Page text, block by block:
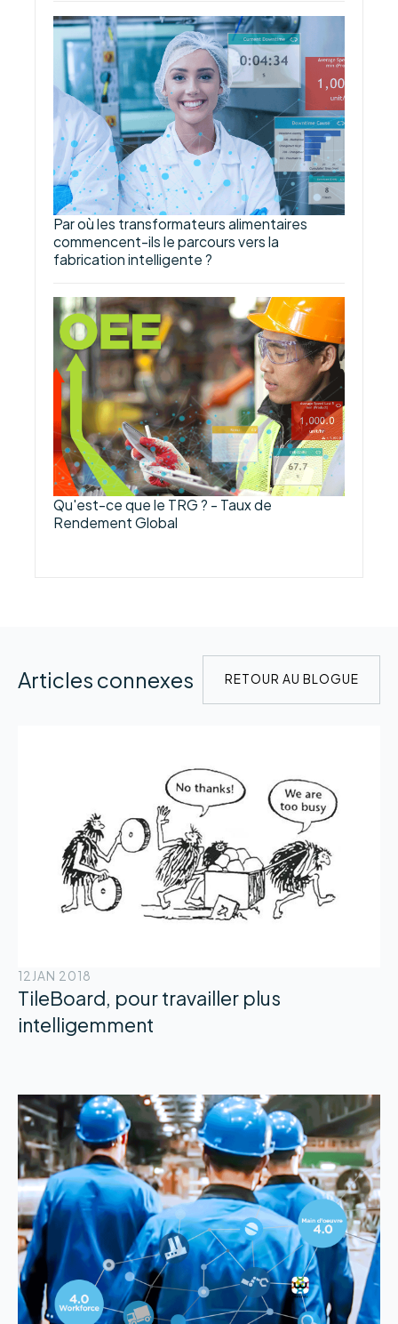
Par où les transformateurs alimentaires
commencent-ils le parcours vers la
fabrication intelligente ?
Qu'est-ce que le TRG ? - Taux de
Rendement Global
Articles connexes RETOUR AU BLOGUE
12 JAN 2018
TileBoard, pour travailler plus
intelligemment